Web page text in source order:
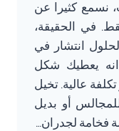
نسمع كثيرا عن
في الحقيقة،
انتشار في
يعطيك شكل
عالية. تخيل
أو بديل
فخامة لجدران…